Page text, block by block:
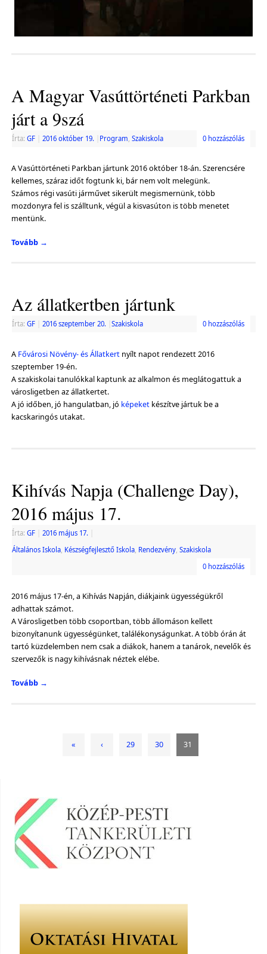
A Magyar Vasúttörténeti Parkban
járt a 9szá
Írta: GF 2016 október 19. Program Szakiskola 0 hozzászólás
A Vasúttörténeti Parkban jártunk 2016 október 18-án. Szerencsére
kellemes, száraz időt fogtunk ki, bár nem volt melegünk.
Számos régi vasúti járművet sikerült megismernünk, több
mozdonyra fel is szálltunk, végül a kisvasúton is több menetet
mentünk.
Tovább →
Az állatkertben jártunk
Írta: GF 2016 szeptember 20. Szakiskola 0 hozzászólás
A Fővárosi Növény- és Állatkertnyílt napot rendezett 2016
szeptember 19-én.
A szakiskolai tanulókkal kaptunk az alkalmon és meglátogattuk a
városligetben az állatkertet.
A jó időben, jó hangulatban, jó képeketkészítve jártuk be a
kacskaringós utakat.
Kihívás Napja (Challenge Day),
2016 május 17.
Írta: GF 2016 május 17.
Általános Iskola, Készségfejlesztő Iskola, Rendezvény, Szakiskola
0 hozzászólás
2016 május 17-én, a Kihívás Napján, diákjaink ügyességükről
adhattak számot.
A Városligetben több csoportban, több állomáson kellett
bizonyítanunk ügyességünket, találékonyságunkat. A több órán át
tartó küzdelemben nem csak a diákok, hanem a tanárok, nevelők és
szervezők is nagy kihívásnak néztek elébe.
Tovább →
« ‹ 29 30 31